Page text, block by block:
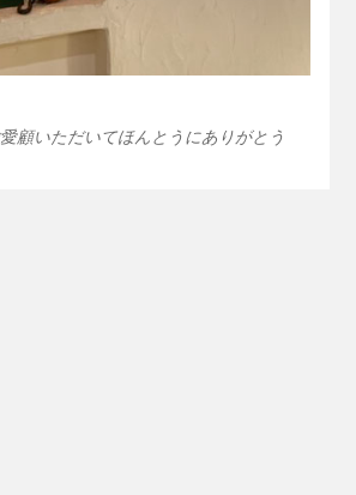
顧いただいてほんとうにありがとう